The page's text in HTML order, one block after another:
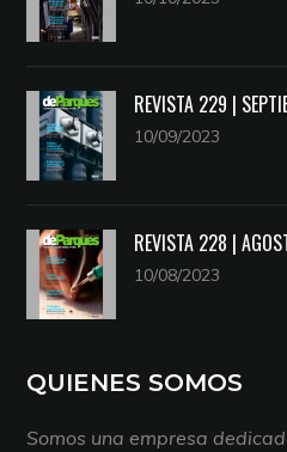
REVISTA 229 |
10/09/2023
REVISTA 228 |
10/08/2023
QUIENES SOMOS
Somos una empresa